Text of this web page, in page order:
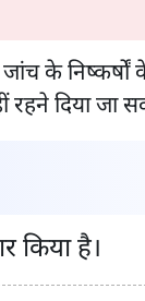
जांच के
रहने दिया जा
किया है।